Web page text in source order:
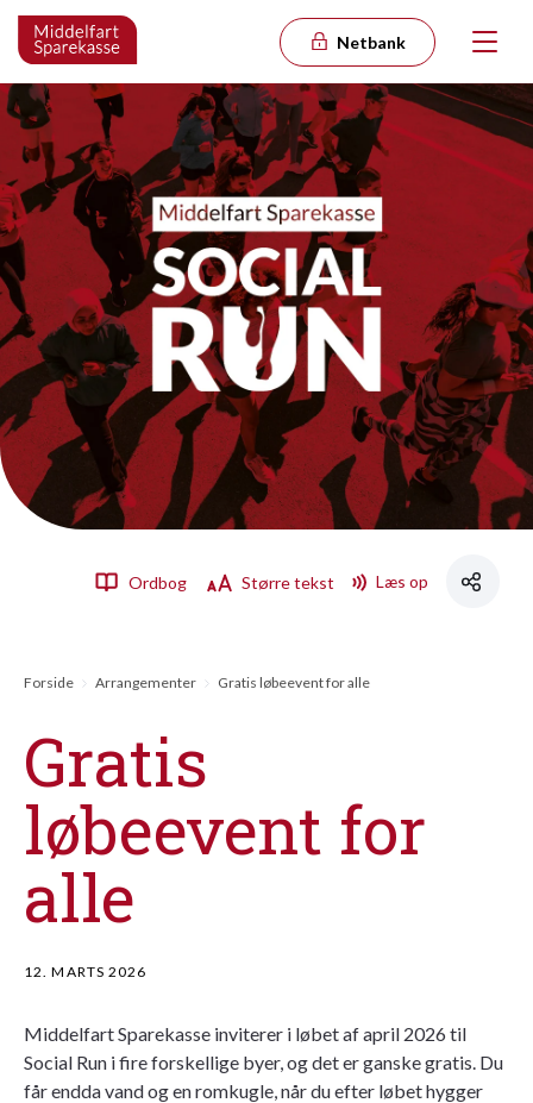
Netbank
Ordbog Større tekst Læs op
Forside Arrangementer Gratis løbeevent for alle
Gratis
løbeevent for
alle
12. MARTS 2026
Middelfart Sparekasse inviterer i løbet af april 2026 til
Social Run i fire forskellige byer, og det er ganske gratis. Du
får endda vand og en romkugle, når du efter løbet hygger